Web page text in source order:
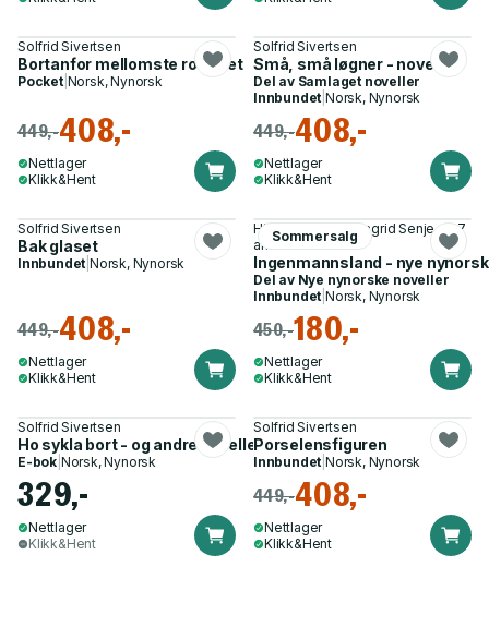
Solfrid Sivertsen
Bortanfor mellomste rommet
Pocket| Norsk, Nynorsk
449,-408,-
Nettlager
Klikk&Hent
Solfrid Sivertsen
Små, små løgner - noveller
Del av Samlaget noveller
Innbundet |Norsk, Nynorsk
449,-408,-
Nettlager
Klikk&Hent
Solfrid Sivertsen
Bak glaset
Innbundet |Norsk, Nynorsk
449,-408,-
Nettlager
Klikk&Hent
Sommersalg
Hilde Myklebust, Ingrid Senje og 7
andre
Ingenmannsland - nye
Del av Nye nynorske noveller
Innbundet |Norsk, Nynorsk
450,-180,-
Nettlager
Klikk&Hent
Solfrid Sivertsen
Ho sykla bort - og andre noveller
E-bok Norsk, Nynorsk
329,-
Nettlager
Klikk&Hent
Solfrid Sivertsen
Porselensfiguren
Innbundet |Norsk, Nynorsk
449,-408,-
Nettlager
Klikk&Hent